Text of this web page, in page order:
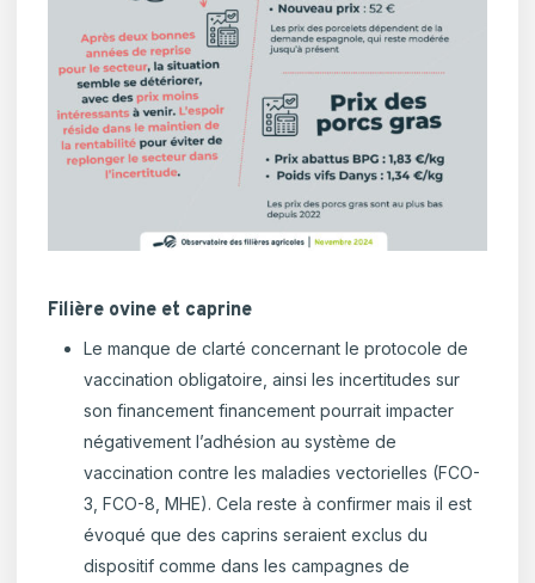
Filière ovine et caprine
Le manque de clarté concernant le protocole de
vaccination obligatoire, ainsi les incertitudes sur
son financement financement pourrait impacter
négativement l’adhésion au système de
vaccination contre les maladies vectorielles (FCO-
3, FCO-8, MHE). Cela reste à confirmer mais il est
évoqué que des caprins seraient exclus du
dispositif comme dans les campagnes de